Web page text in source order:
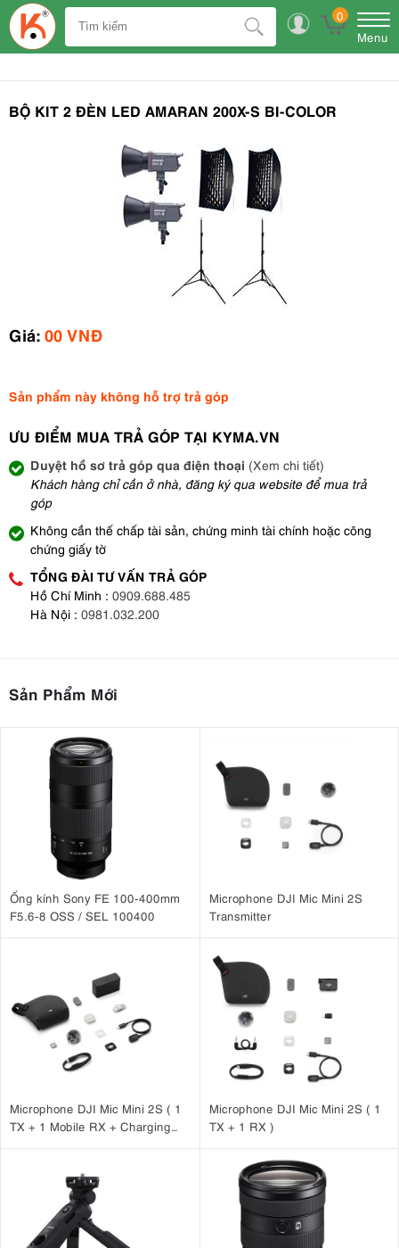
0
Menu
BỘ KIT 2 ĐÈN LED AMARAN 200X-S BI-COLOR
Giá: 00 VNĐ
Sản phẩm này không hỗ trợ trả góp
ƯU ĐIỂM MUA TRẢ GÓP TẠI KYMA.VN
Duyệt hồ sơ trả góp qua điện thoại (Xem chi tiết)
Khách hàng chỉ cần ở nhà, đăng ký qua website để mua trả
góp
Không cần thế chấp tài sản, chứng minh tài chính hoặc công
chứng giấy tờ
TỔNG ĐÀI TƯ VẤN TRẢ GÓP
Hồ Chí Minh : 0909.688.485
Hà Nội : 0981.032.200
Sản Phẩm Mới
Ống kính Sony FE 100-400mm
F5.6-8 OSS / SEL 100400
Microphone DJI Mic Mini 2S
Transmitter
Microphone DJI Mic Mini 2S ( 1
TX + 1 Mobile RX + Charging
Microphone DJI Mic Mini 2S ( 1
TX + 1 RX )